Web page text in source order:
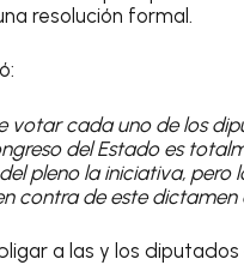
resolución formal.
votar cada uno de los
del Estado es
pleno la iniciativa, pero
contra de este dictamen
a las y los